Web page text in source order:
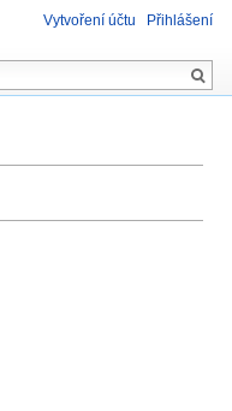
Vytvoření účtu Přihlášení